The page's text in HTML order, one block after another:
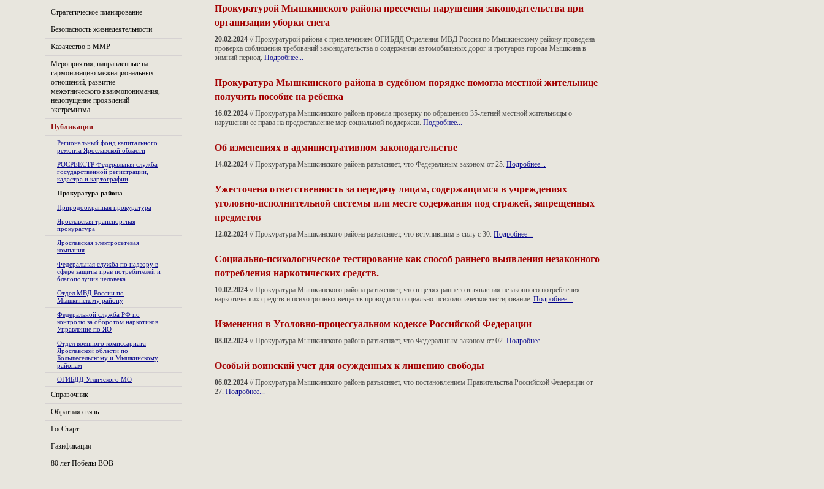
Стратегическое планирование
Безопасность жизнедеятельности
Казачество в ММР
Мероприятия, направленные на
гармонизацию межнациональных
отношений, развитие
межэтнического взаимопонимания,
недопущение проявлений
экстремизма
Публикации
Региональный фонд капитального
ремонта Ярославской области
РОСРЕЕСТР Федеральная служба
государственной регистрации,
кадастра и картографии
Прокуратура района
Природоохранная прокуратура
Ярославская транспортная
прокуратура
Ярославская электросетевая
компания
Федеральная служба по надзору в
сфере защиты прав потребителей и
благополучия человека
Отдел МВД России по
Мышкинскому району
Федеральной служба РФ по
контролю за оборотом наркотиков.
Управление по ЯО
Отдел военного комиссариата
Ярославской области по
Большесельскому и Мышкинскому
районам
ОГИБДД Угличского МО
Справочник
Обратная связь
ГосСтарт
Газификация
80 лет Победы ВОВ
Прокуратурой Мышкинского района пресечены нарушения законодательства при
организации уборки снега
20.02.2024 // Прокуратурой района с привлечением ОГИБДД Отделения МВД России по Мышкинскому району проведена
проверка соблюдения требований законодательства о содержании автомобильных дорог и тротуаров города Мышкина в
зимний период. Подробнее...
Прокуратура Мышкинского района в судебном порядке помогла местной жительнице
получить пособие на ребенка
16.02.2024 // Прокуратура Мышкинского района провела проверку по обращению 35-летней местной жительницы о
нарушении ее права на предоставление мер социальной поддержки. Подробнее...
Об изменениях в административном законодательстве
14.02.2024 // Прокуратура Мышкинского района разъясняет, что Федеральным законом от 25. Подробнее...
Ужесточена ответственность за передачу лицам, содержащимся в учреждениях
уголовно-исполнительной системы или месте содержания под стражей, запрещенных
предметов
12.02.2024 // Прокуратура Мышкинского района разъясняет, что вступившим в силу с 30. Подробнее...
Социально-психологическое тестирование как способ раннего выявления незаконного
потребления наркотических средств.
10.02.2024 // Прокуратура Мышкинского района разъясняет, что в целях раннего выявления незаконного потребления
наркотических средств и психотропных веществ проводится социально-психологическое тестирование. Подробнее...
Изменения в Уголовно-процессуальном кодексе Российской Федерации
08.02.2024 // Прокуратура Мышкинского района разъясняет, что Федеральным законом от 02. Подробнее...
Особый воинский учет для осужденных к лишению свободы
06.02.2024 // Прокуратура Мышкинского района разъясняет, что постановлением Правительства Российской Федерации от
27. Подробнее...